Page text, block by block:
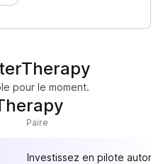
pour le moment.
Paire
Investissez en pilote